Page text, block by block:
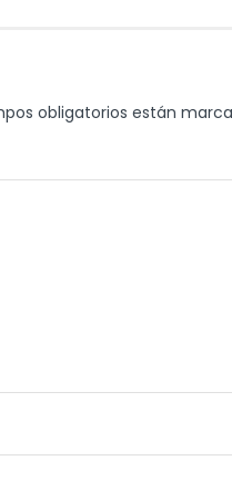
obligatorios están